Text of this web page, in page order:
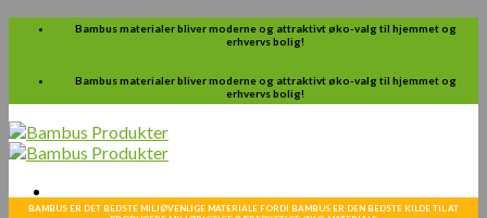
Skip
Bambus materialer bliver moderne og attraktivt øko-valg til hjemmet og
erhvervs bolig!
Bambus materialer bliver moderne og attraktivt øko-valg til hjemmet og
erhvervs bolig!
BAMBUS ER DET BEDSTE MILJØVENLIGE MATERIALE FORDI BAMBUS ER DEN BEDSTE KILDE TIL AT